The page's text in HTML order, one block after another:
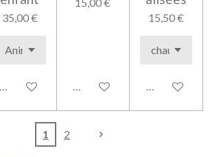
35,00 €
Voir les détails Voir les détails
15,50 €
Voir les
1 2